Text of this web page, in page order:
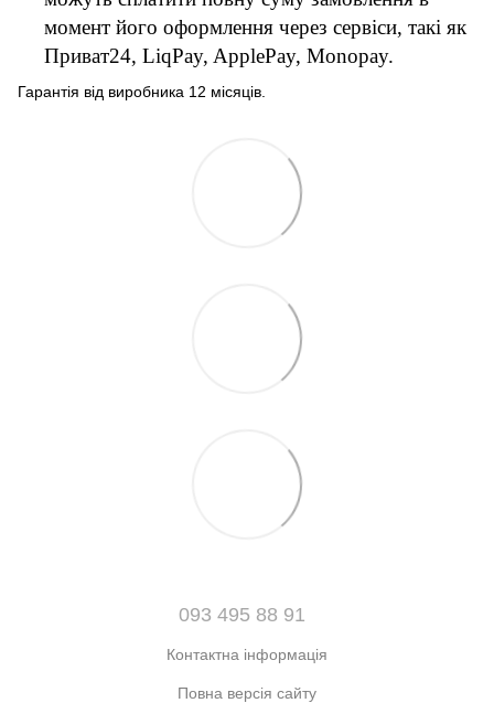
момент його оформлення через сервіси, такі як
Приват24, LiqPay, ApplePay, Monopay.
Гарантія від виробника 12 місяців.
093 495 88 91
Контактна інформація
Повна версія сайту